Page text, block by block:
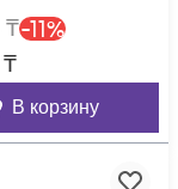
₸-11%
₸
В корзину